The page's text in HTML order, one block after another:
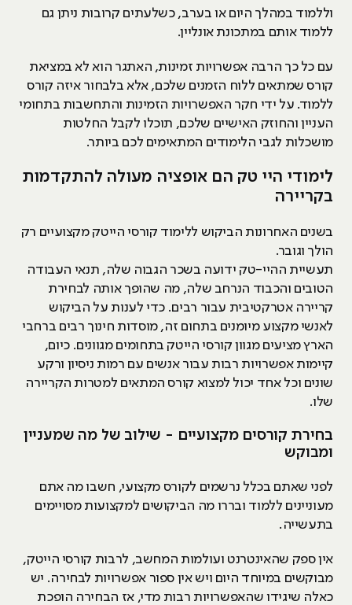
וללמוד במהלך היום או בערב, כשלעתים קרובות ניתן גם
ללמוד אותם במתכונת אונליין.
עם כל כך הרבה אפשרויות זמינות, האתגר הוא לא במציאת
קורס שמתאים ללוח הזמנים שלכם, אלא בלבחור איזה קורס
ללמוד. על ידי חקר האפשרויות הזמינות והתחשבות בתחומי
העניין והחוזק האישיים שלכם, תוכלו לקבל החלטות
מושכלות לגבי הלימודים המתאימים לכם ביותר.
לימודי היי טק הם אופציה מעולה להתקדמות
בקריירה
בשנים האחרונות הביקוש ללימוד קורסי הייטק מקצועיים רק
הולך וגובר.
תעשיית ההיי-טק ידועה בשכר הגבוה שלה, תנאי העבודה
הטובים והכבוד הנרחב שלה, מה שהופך אותה לבחירת
קריירה אטרקטיבית עבור רבים. כדי לענות על הביקוש
לאנשי מקצוע מיומנים בתחום זה, מוסדות חינוך רבים ברחבי
הארץ מציעים מגוון קורסי הייטק בתחומים מגוונים. כיום,
קיימות אפשרויות רבות עבור אנשים עם רמות ניסיון ורקע
שונים וכל אחד יכול למצוא קורס המתאים למטרות הקריירה
שלו.
בחירת קורסים מקצועיים - שילוב של מה שמעניין
ומבוקש
לפני שאתם בכלל נרשמים לקורס מקצועי, חשבו מה אתם
מעוניינים ללמוד ובררו מה הביקושים למקצועות מסויימים
בתעשייה.
אין ספק שהאינטרנט ועולמות המחשב, לרבות קורסי הייטק,
מבוקשים במיוחד היום ויש אין ספור אפשרויות לבחירה. יש
כאלה שיגידו שהאפשרויות רבות מדי, אז הבחירה הופכת